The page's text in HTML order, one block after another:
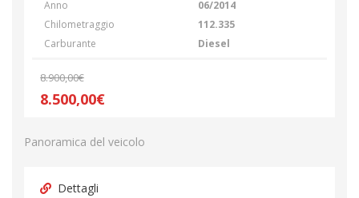
Anno
06/2014
Chilometraggio
112.335
Carburante
Diesel
8.900,00€
8.500,00€
Panoramica del veicolo
Dettagli